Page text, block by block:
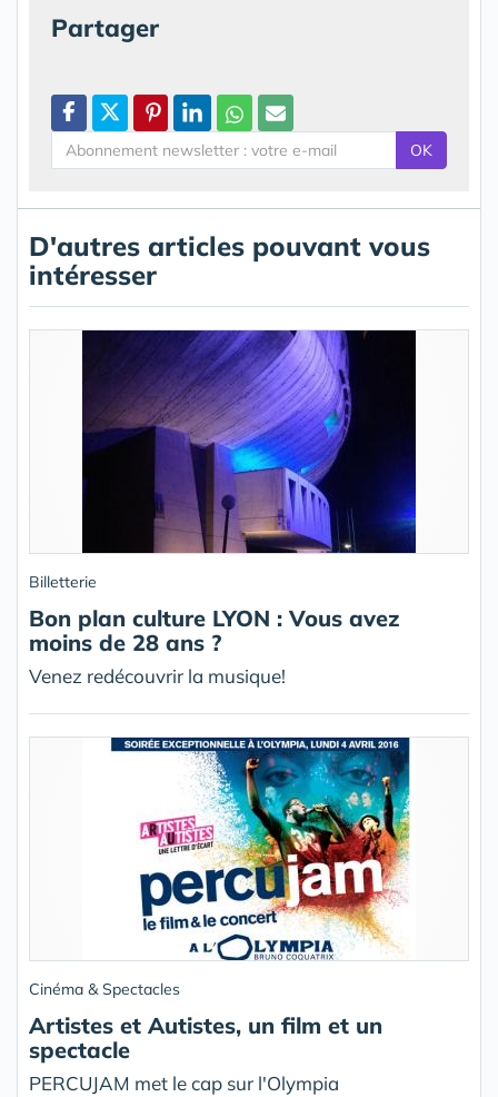
Partager
OK
D'autres articles pouvant vous
intéresser
Billetterie
Bon plan culture LYON : Vous avez
moins de 28 ans ?
Venez redécouvrir la musique!
Cinéma & Spectacles
Artistes et Autistes, un film et un
spectacle
PERCUJAM met le cap sur l'Olympia